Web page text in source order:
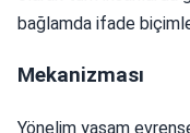
bağlamda ifade
Mekanizması
Yönelim yaşam